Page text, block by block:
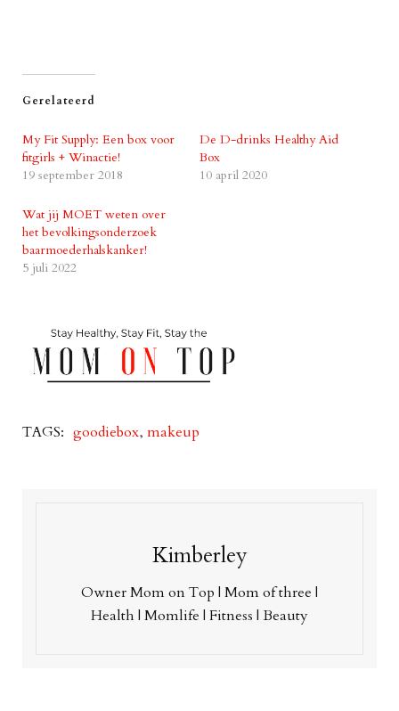
Gerelateerd
My Fit Supply: Een box voor
fitgirls + Winactie!
19 september 2018
De D-drinks Healthy Aid
Box
10 april 2020
Wat jij MOET weten over
het bevolkingsonderzoek
baarmoederhalskanker!
5 juli 2022
TAGS: goodiebox, makeup
Kimberley
Owner Mom on Top | Mom of three |
Health | Momlife | Fitness | Beauty